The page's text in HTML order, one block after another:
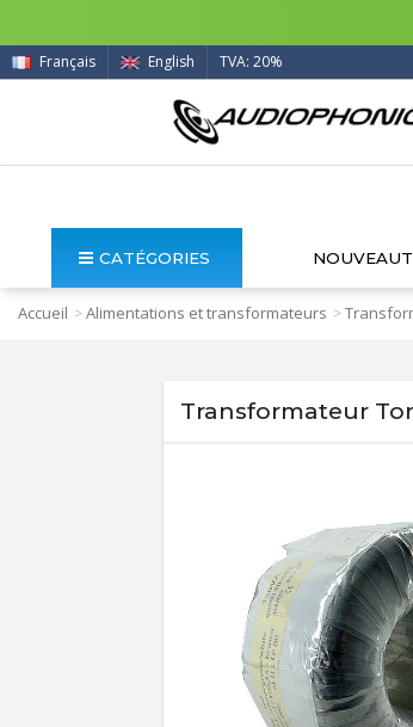
Français English TVA: 20%
CATÉGORIES
Accueil >Alimentations et transformateurs >
Transformateur